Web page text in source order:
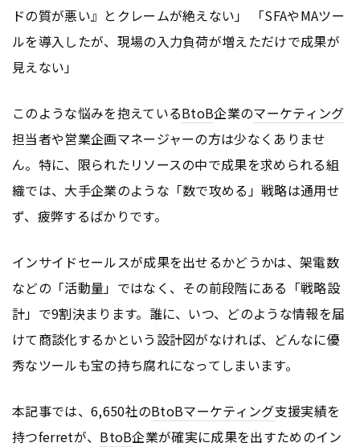
ドの質が悪い』とクレームが絶えない」 「SFAやMAツー
ルを導入したが、現場の入力負荷が増えただけで成果が
見えない」
このような悩みを抱えているBtoB企業のマーケティング
担当者や営業企画マネージャーの方は少なくありませ
ん。特に、限られたリソースの中で成果を求められる組
織では、大手企業のような「数で攻める」戦略は通用せ
ず、疲弊するばかりです。
インサイドセールスが成果を出せるかどうかは、架電数
などの「活動量」ではなく、その前段階にある「戦略設
計」で9割決まります。誰に、いつ、どのような情報を届
けて商談化するかという設計図がなければ、どんなに優
秀なツールも宝の持ち腐れになってしまいます。
本記事では、6,650社のBtoBマーケティング支援実績を
持つferretが、 BtoB企業が確実に成果を出すためのイン